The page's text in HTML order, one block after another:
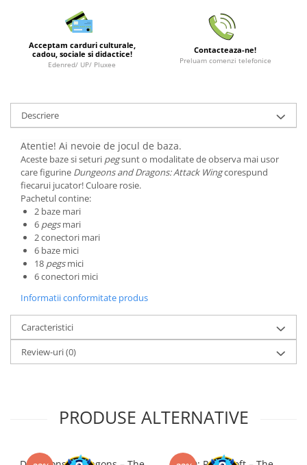
Plusuri si papusi
Decoratiuni
Fesuri
Studio Ghibli/My Neighbor
Totoro/Kiki etc
Minecraft
Carnetele
Dragon Ball
Pokemon
One Piece
Lord of The Rings
Naruto Shippuden
Sailor Moon
Harry Potter
Star Trek
Collectibles
Retro Arcade – Jocuri, Console si
Acceptam carduri culturale,
cadou, sociale si didactice!
Edenred/ UP/ Pluxee
Contacteaza-ne!
Preluam comenzi telefonice
Descriere
Atentie! Ai nevoie de jocul de baza.
Aceste baze si seturi pegsunt o modalitate de observa mai usor
care figurine Dungeons and Dragons: Attack Wingcorespund
fiecarui jucator! Culoare rosie.
Pachetul contine:
2 baze mari
6 pegsmari
2 conectori mari
6 baze mici
18 pegsmici
6 conectori mici
Informatii conformitate produs
Caracteristici
Review-uri(0)
PRODUSE ALTERNATIVE